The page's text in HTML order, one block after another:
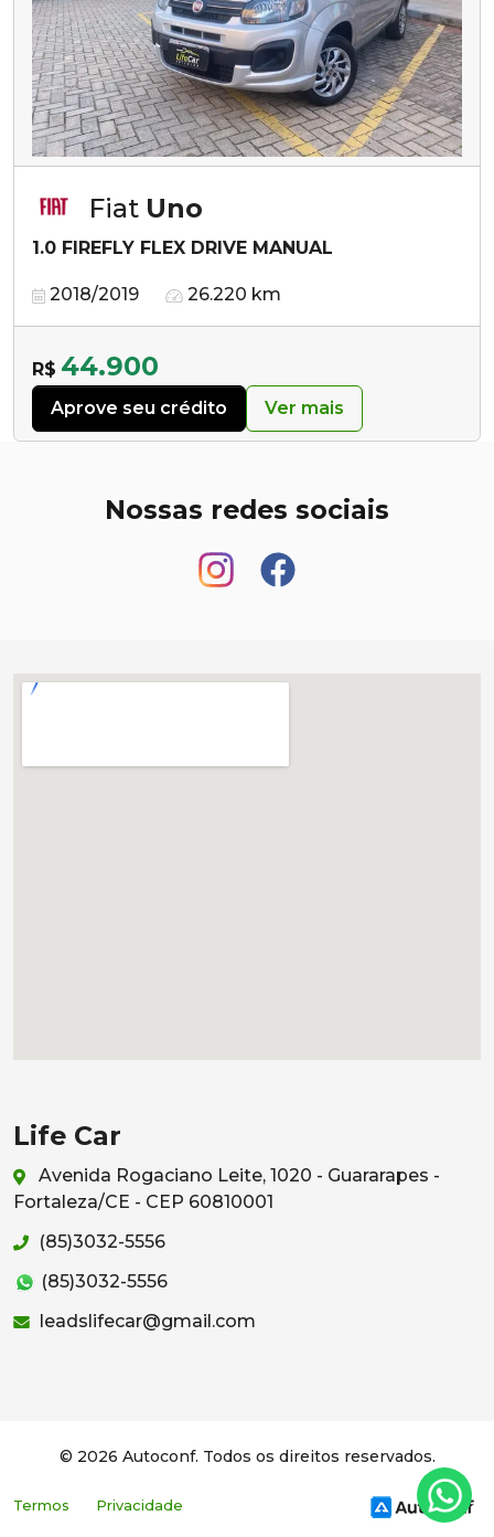
Fiat Uno
1.0 FIREFLY FLEX DRIVE MANUAL
2018/2019 26.220 km
R$ 44.900
Aprove seu crédito Ver mais
Nossas redes sociais
Life Car
Avenida Rogaciano Leite, 1020 - Guararapes -
Fortaleza/CE - CEP 60810001
(85)3032-5556
(85)3032-5556
leadslifecar@gmail.com
© 2026 Autoconf. Todos os direitos reservados.
Termos Privacidade